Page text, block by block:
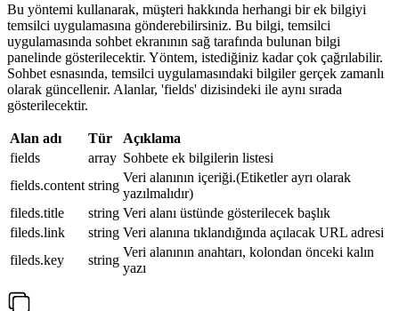
Bu yöntemi kullanarak, müşteri hakkında herhangi bir ek bilgiyi
temsilci uygulamasına gönderebilirsiniz. Bu bilgi, temsilci
uygulamasında sohbet ekranının sağ tarafında bulunan bilgi
panelinde gösterilecektir. Yöntem, istediğiniz kadar çok çağrılabilir.
Sohbet esnasında, temsilci uygulamasındaki bilgiler gerçek zamanlı
olarak güncellenir. Alanlar, 'fields' dizisindeki ile aynı sırada
gösterilecektir.
Alan adı Tür
Açıklama
fields
array Sohbete ek bilgilerin listesi
fields.content string
Veri alanının içeriği.(Etiketler ayrı olarak
yazılmalıdır)
fileds.title
string Veri alanı üstünde gösterilecek başlık
fileds.link
string Veri alanına tıklandığında açılacak URL adresi
fileds.key
string
Veri alanının anahtarı, kolondan önceki kalın
yazı